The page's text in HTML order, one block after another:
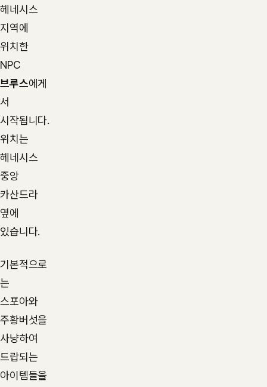
헤네시스
지역에
위치한
NPC
브루스에게
서
시작됩니다.
위치는
헤네시스
중앙
카산드라
옆에
있습니다.
기본적으로
는
스포아와
주황버섯을
사냥하여
드랍되는
아이템들을